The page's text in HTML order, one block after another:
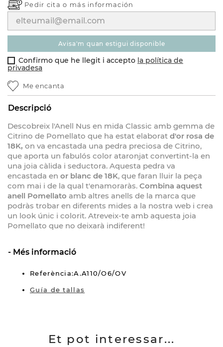
Pedir cita o más información
avisa'm quan estigui disponible
Confirmo que he llegit i accepto la política de
privadesa
Me encanta
Descripció
Descobreix l'Anell Nus en mida Classic amb gemma de
Citrino de Pomellato que ha estat elaborat d'or rosa de
18K, on va encastada una pedra preciosa de Citrino,
que aporta un fabulós color ataronjat convertint-la en
una joia càlida i seductora. Aquesta pedra va
encastada en or blanc de 18K, que faran lluir la peça
com mai i de la qual t'enamoraràs. Combina aquest
anell Pomellato amb altres anells de la marca que
podràs trobar en diferents mides a la nostra web i crea
un look únic i colorit. Atreveix-te amb aquesta joia
Pomellato que no deixarà indiferent!
Més informació
Referència:A.A110/O6/OV
Guía de tallas
Et pot interessar...